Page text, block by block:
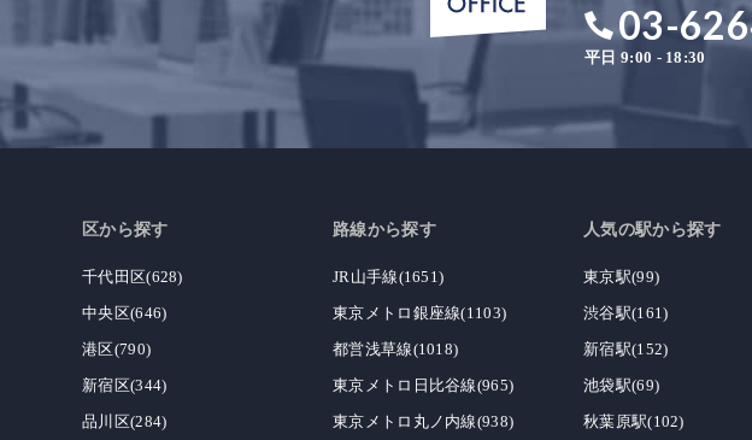
03-
平日 9:00 - 18:30
区から探す
千代田区(628)
中央区(646)
港区(790)
新宿区(344)
品川区(284)
路線から探す
JR山手線(1651)
東京メトロ銀座線(1103)
都営浅草線(1018)
東京メトロ日比谷線(965)
東京メトロ丸ノ内線(938)
人気の駅から探す
東京駅(99)
渋谷駅(161)
新宿駅(152)
池袋駅(69)
秋葉原駅(102)